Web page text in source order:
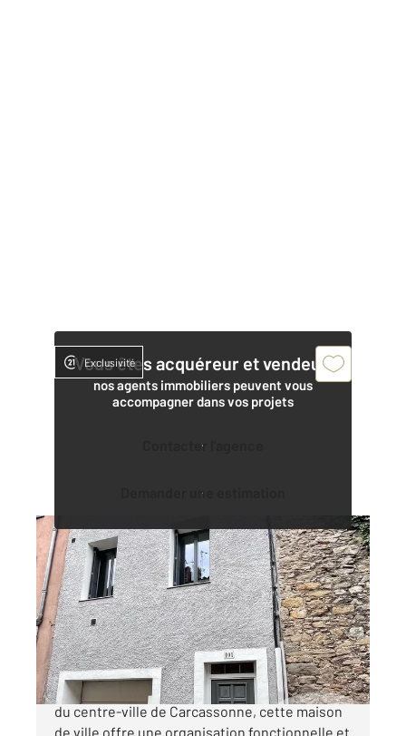
Vous êtes acquéreur et vendeur,
nos agents immobiliers peuvent vous
accompagner dans vos projets
Contacter l'agence
Demander une estimation
Exclusivité
CARCASSONNE 11
100,01 m2, 4 pièces
Ref : 29431
Maison à vendre
170 000 €
CARCASSONNE À deux pas des commodités
du centre-ville de Carcassonne, cette maison
de ville offre une organisation fonctionnelle et